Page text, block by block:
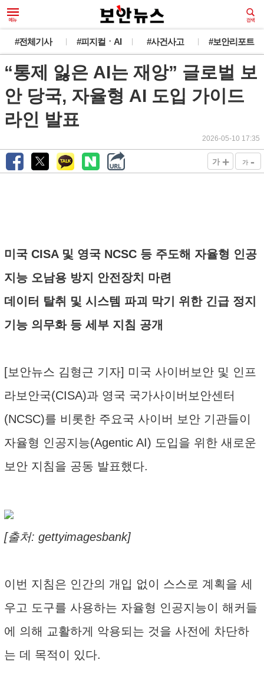
#전체기사 #피지컬ㆍAI #사건사고 #보안리포트
“통제 잃은 AI는 재앙” 글로벌 보
안 당국, 자율형 AI 도입 가이드
라인 발표
2026-05-10 17:35
가 + 가 -
미국 CISA 및 영국 NCSC 등 주도해 자율형 인공
지능 오남용 방지 안전장치 마련
데이터 탈취 및 시스템 파괴 막기 위한 긴급 정지
기능 의무화 등 세부 지침 공개
[보안뉴스 김형근 기자] 미국 사이버보안 및 인프
라보안국(CISA)과 영국 국가사이버보안센터
(NCSC)를 비롯한 주요국 사이버 보안 기관들이
자율형 인공지능(Agentic AI) 도입을 위한 새로운
보안 지침을 공동 발표했다.
[출처: gettyimagesbank]
이번 지침은 인간의 개입 없이 스스로 계획을 세
우고 도구를 사용하는 자율형 인공지능이 해커들
에 의해 교활하게 악용되는 것을 사전에 차단하
는 데 목적이 있다.